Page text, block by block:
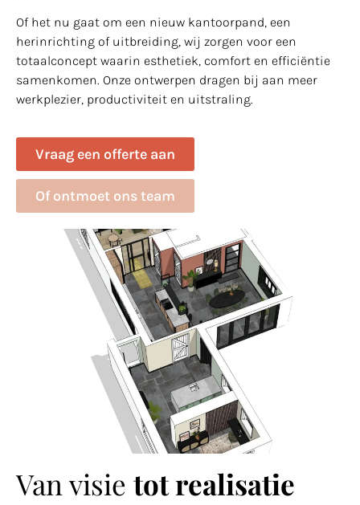
Of het nu gaat om een nieuw kantoorpand, een
herinrichting of uitbreiding, wij zorgen voor een
totaalconcept waarin esthetiek, comfort en efficiëntie
samenkomen. Onze ontwerpen dragen bij aan meer
werkplezier, productiviteit en uitstraling.
Vraag een offerte aan
Of ontmoet ons team
Van visie tot realisatie